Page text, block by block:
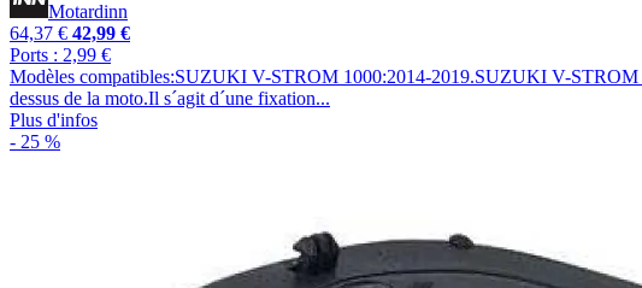
Motardinn
64,37 € 42,99 €
Ports : 2,99 €
Modèles compatibles:SUZUKI V-STROM 1000:2014-2019.SUZUKI V-
dessus de la moto.Il s´agit d´une fixation...
Plus d'infos
- 25 %